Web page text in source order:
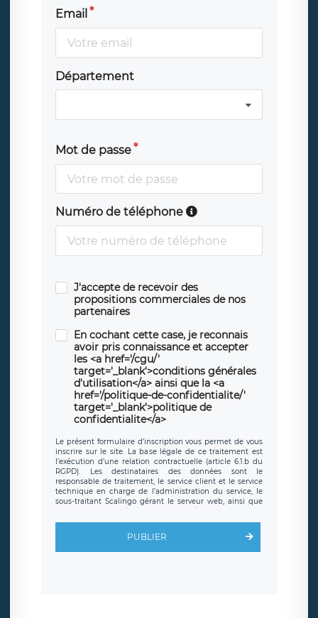
Email
Département
Mot de passe
Numéro de téléphone
J'accepte de recevoir des
propositions commerciales de nos
partenaires
En cochant cette case, je reconnais
avoir pris connaissance et accepter
les <a href='/cgu/'
target='_blank'>conditions générales
d'utilisation</a> ainsi que la <a
href='/politique-de-confidentialite/'
target='_blank'>politique de
confidentialite</a>
Le présent formulaire d’inscription vous permet de vous
inscrire sur le site. La base légale de ce traitement est
l’exécution d’une relation contractuelle (article 6.1.b du
RGPD). Les destinataires des données sont le
responsable de traitement, le service client et le service
technique en charge de l’administration du service, le
sous-traitant Scalingo gérant le serveur web, ainsi que
toute personne légalement autorisée. Le formulaire
d’inscription est hébergé sur un serveur hébergé par
clauses de
protection conformes au RGPD
. Les données collectées
sont conservées jusqu’à ce que l’Internaute en sollicite la
PUBLIER